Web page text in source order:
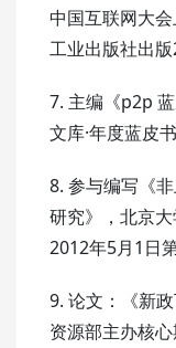
中国互联网大
工业出版社出版
7. 主编《p2p
文库·年度蓝皮
8. 参与编写《
研究》，北京
2012年5月1日
9. 论文：《新
资源部主办核